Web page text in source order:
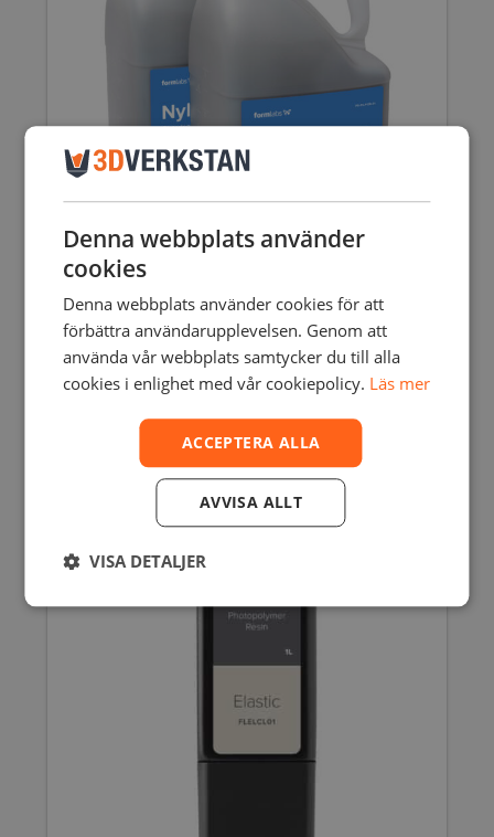
NYLON 12 GF POWDER – FUSE 1
8925,00SEKinkl. moms
Denna webbplats använder
cookies
Denna webbplats använder cookies för att
förbättra användarupplevelsen. Genom att
använda vår webbplats samtycker du till alla
cookies i enlighet med vår cookiepolicy. Läs mer
ACCEPTERA ALLA
AVVISA ALLT
VISA DETALJER